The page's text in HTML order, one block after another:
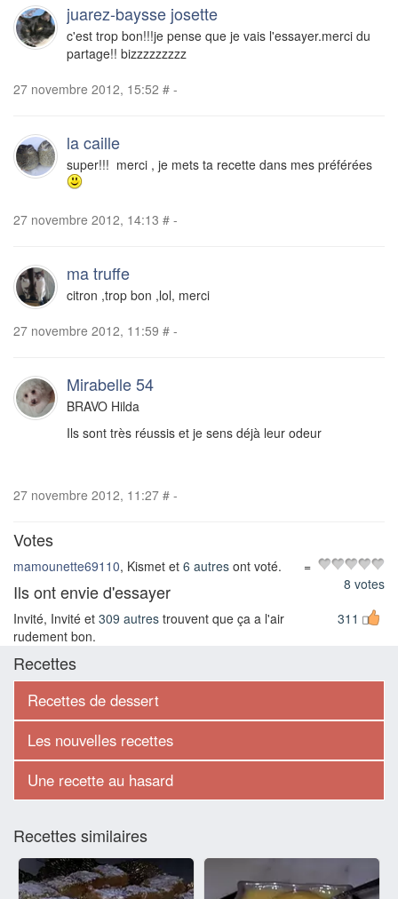
juarez-baysse josette
c'est trop bon!!!je pense que je vais l'essayer.merci du
partage!! bizzzzzzzzz
27 novembre 2012, 15:52 # -
la caille
super!!! merci , je mets ta recette dans mes préférées
27 novembre 2012, 14:13 # -
ma truffe
citron ,trop bon ,lol, merci
27 novembre 2012, 11:59 # -
Mirabelle 54
BRAVO Hilda
Ils sont très réussis et je sens déjà leur odeur
27 novembre 2012, 11:27 # -
Votes
mamounette69110, Kismet et 6 autres ont voté.
=
8 votes
Ils ont envie d'essayer
311
Invité, Invité et 309 autres trouvent que ça a l'air
rudement bon.
Recettes
Recettes de dessert
Les nouvelles recettes
Une recette au hasard
Recettes similaires